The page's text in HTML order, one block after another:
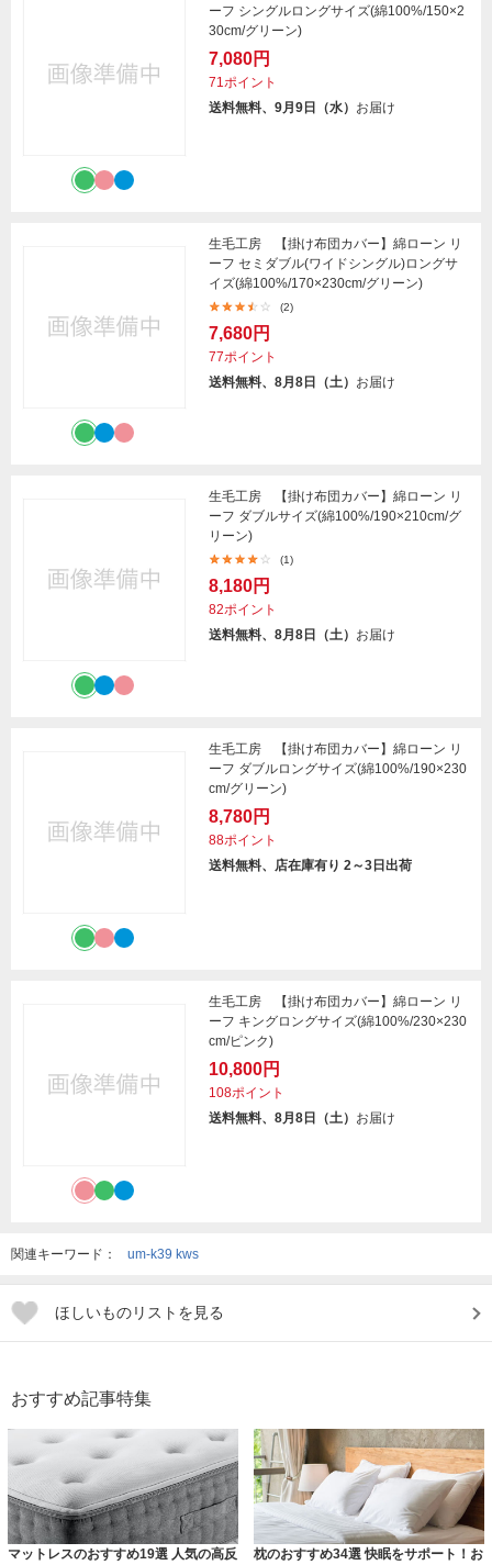
ーフ シングルロングサイズ(綿100%/150×2
30cm/グリーン)
7,080円
71ポイント
送料無料、9月9日（水） お届け
生毛工房 【掛け布団カバー】綿ローン リ
ーフ セミダブル(ワイドシングル)ロングサ
イズ(綿100%/170×230cm/グリーン)
(2)
7,680円
77ポイント
送料無料、8月8日（土） お届け
生毛工房 【掛け布団カバー】綿ローン リ
ーフ ダブルサイズ(綿100%/190×210cm/グ
リーン)
(1)
8,180円
82ポイント
送料無料、8月8日（土） お届け
生毛工房 【掛け布団カバー】綿ローン リ
ーフ ダブルロングサイズ(綿100%/190×230
cm/グリーン)
8,780円
88ポイント
送料無料、店在庫有り 2～3日出荷
生毛工房 【掛け布団カバー】綿ローン リ
ーフ キングロングサイズ(綿100%/230×230
cm/ピンク)
10,800円
108ポイント
送料無料、8月8日（土） お届け
関連キーワード： um-k39 kws
ほしいものリストを見る
おすすめ記事特集
マットレスのおすすめ19選 人気の高反
枕のおすすめ34選 快眠をサポート！お